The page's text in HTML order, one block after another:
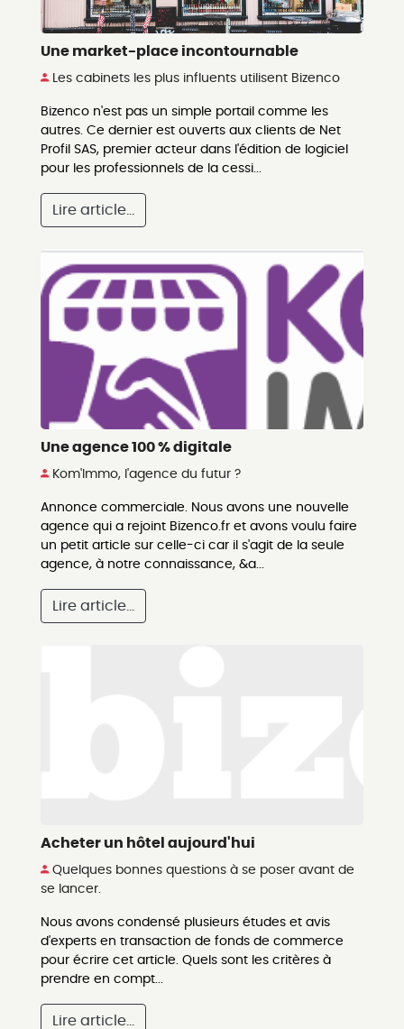
Une market-place incontournable
Les cabinets les plus influents utilisent Bizenco
Bizenco n'est pas un simple portail comme les
autres. Ce dernier est ouverts aux clients de Net
Profil SAS, premier acteur dans l'édition de logiciel
pour les professionnels de la cessi...
Lire article...
Une agence 100 % digitale
Kom'Immo, l'agence du futur ?
Annonce commerciale. Nous avons une nouvelle
agence qui a rejoint Bizenco.fr et avons voulu faire
un petit article sur celle-ci car il s'agit de la seule
agence, à notre connaissance, &a...
Lire article...
Acheter un hôtel aujourd'hui
Quelques bonnes questions à se poser avant de
se lancer.
Nous avons condensé plusieurs études et avis
d'experts en transaction de fonds de commerce
pour écrire cet article. Quels sont les critères à
prendre en compt...
Lire article...